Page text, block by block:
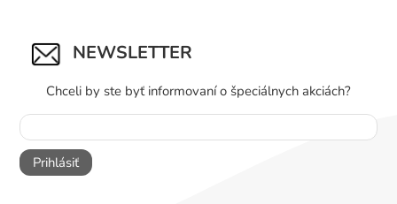
NEWSLETTER
Chceli by ste byť informovaní o špeciálnych akciách?
Prihlásiť